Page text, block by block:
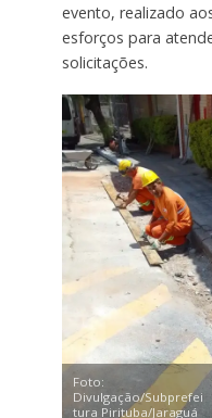
evento, realizado
esforços para
solicitações.
Foto:
Divulgação/Subprefei
tura Pirituba/Jaraguá